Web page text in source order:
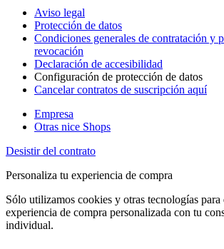
Aviso legal
Protección de datos
Condiciones generales de contratación y
revocación
Declaración de accesibilidad
Configuración de protección de datos
Cancelar contratos de suscripción aquí
Empresa
Otras nice Shops
Desistir del contrato
Personaliza tu experiencia de compra
Sólo utilizamos cookies y otras tecnologías para
experiencia de compra personalizada con tu
individual.